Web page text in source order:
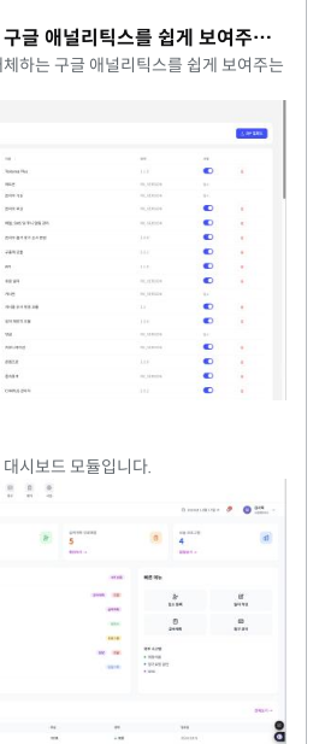
이온디 애널리틱스 - 구글 애널리틱스를 쉽게 보여주는 통계 대시보드
하는 구글 애널리틱스를 쉽게 보여주는
시보드 모듈입니다.